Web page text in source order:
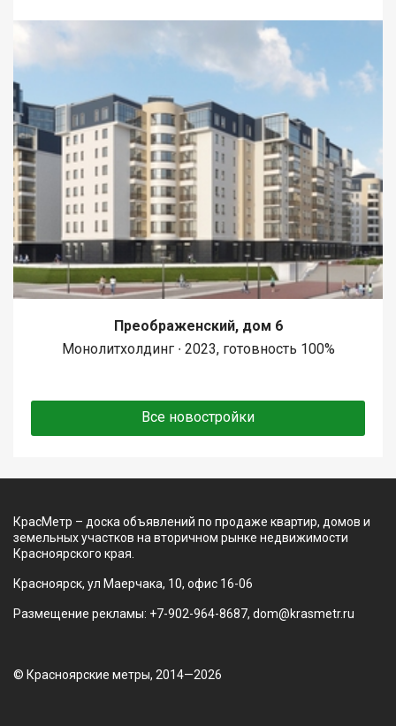
Преображенский, дом 6
Монолитхолдинг ∙ 2023, готовность 100%
Все новостройки
КрасМетр – доска объявлений по продаже квартир, домов и
земельных участков на вторичном рынке недвижимости
Красноярского края.
Красноярск, ул Маерчака, 10, офис 16-06
Размещение рекламы: +7-902-964-8687, dom@krasmetr.ru
© Красноярские метры, 2014—2026